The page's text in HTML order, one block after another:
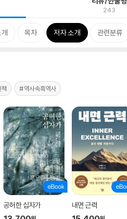
243
목차 저자 소개 관련분류
#역사속흑역사
공허한 십자가 내면 근력